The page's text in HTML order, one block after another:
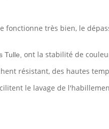
très bien, le
Tulle, ont la stabilité de
résistant, des hautes
le lavage de